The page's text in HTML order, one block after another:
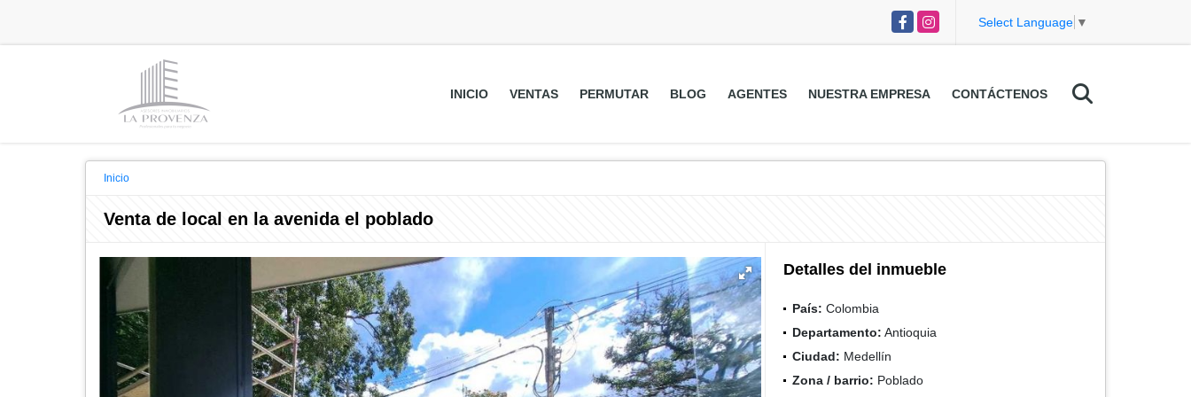
FacebookInstagram Select Language ▼
INICIO VENTAS PERMUTAR BLOG AGENTES NUESTRA EMPRESA CONTÁCTENOS
Inicio
Venta de local en la avenida el poblado
Detalles del inmueble
País: Colombia
Departamento: Antioquia
Ciudad: Medellín
Zona / barrio: Poblado